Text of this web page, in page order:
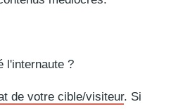
l'internaute ?
de votre cible/visiteur. Si